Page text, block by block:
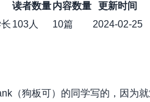
读者数量 内容数量
更新时间
103人 10篇
2024-02-25
（狗板可）的同学写的，因为